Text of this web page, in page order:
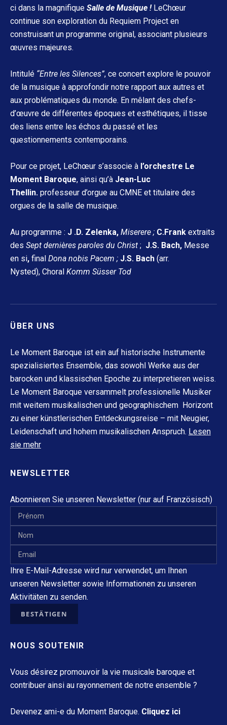
ci dans la magnifique Salle de Musique ! LeChœur
continue son exploration du Requiem Project en
construisant un programme original, associant plusieurs
œuvres majeures.
Intitulé “Entre les Silences”, ce concert explore le pouvoir
de la musique à approfondir notre rapport aux autres et
aux problématiques du monde. En mêlant des chefs-
d’œuvre de différentes époques et esthétiques, il tisse
des liens entre les échos du passé et les
questionnements contemporains.
Pour ce projet, LeChœur s’associe à l’orchestre Le
Moment Baroque, ainsi qu’à Jean-Luc
Thellin. professeur d’orgue au CMNE et titulaire des
orgues de la salle de musique.
Au programme : J .D. Zelenka, Miserere ; C.Frank extraits
des Sept dernières paroles du Christ ; J.S. Bach, Messe
en si, final Dona nobis Pacem ; J.S. Bach (arr.
Nysted), Choral Komm Süsser Tod
ÜBER UNS
Le Moment Baroque ist ein auf historische Instrumente
spezialisiertes Ensemble, das sowohl Werke aus der
barocken und klassischen Epoche zu interpretieren weiss.
Le Moment Baroque versammelt professionelle Musiker
mit weitem musikalischen und geographischem Horizont
zu einer künstlerischen Entdeckungsreise – mit Neugier,
Leidenschaft und hohem musikalischen Anspruch. Lesen
sie mehr
NEWSLETTER
Abonnieren Sie unseren Newsletter (nur auf Französisch)
Ihre E-Mail-Adresse wird nur verwendet, um Ihnen
unseren Newsletter sowie Informationen zu unseren
Aktivitäten zu senden.
NOUS SOUTENIR
Vous désirez promouvoir la vie musicale baroque et
contribuer ainsi au rayonnement de notre ensemble ?
Devenez ami-e du Moment Baroque. Cliquez ici